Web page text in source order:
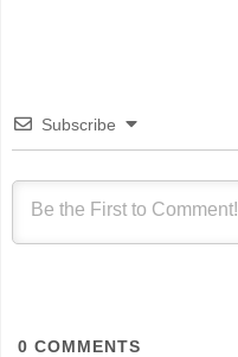
Subscribe
0 COMMENTS